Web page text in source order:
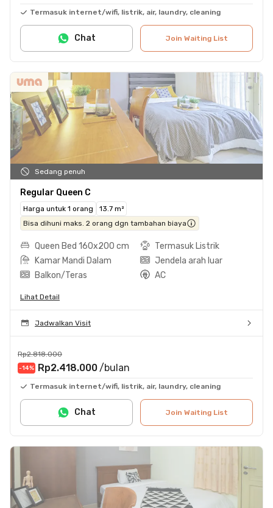
Termasuk internet/wifi, listrik, air, laundry, cleaning
Join Waiting List
Chat
Sedang penuh
Regular Queen C
Harga untuk 1 orang
13.7 m²
Bisa dihuni maks. 2 orang dgn tambahan biaya
Queen Bed 160x200 cm
Termasuk Listrik
Kamar Mandi Dalam
Jendela arah luar
Balkon/Teras
AC
Lihat Detail
Jadwalkan Visit
Rp2.818.000
-14% Rp2.418.000 /bulan
Termasuk internet/wifi, listrik, air, laundry, cleaning
Join Waiting List
Chat